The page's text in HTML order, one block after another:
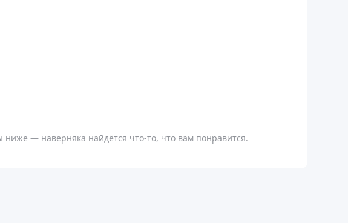
— наверняка найдётся что-то, что вам понравится.